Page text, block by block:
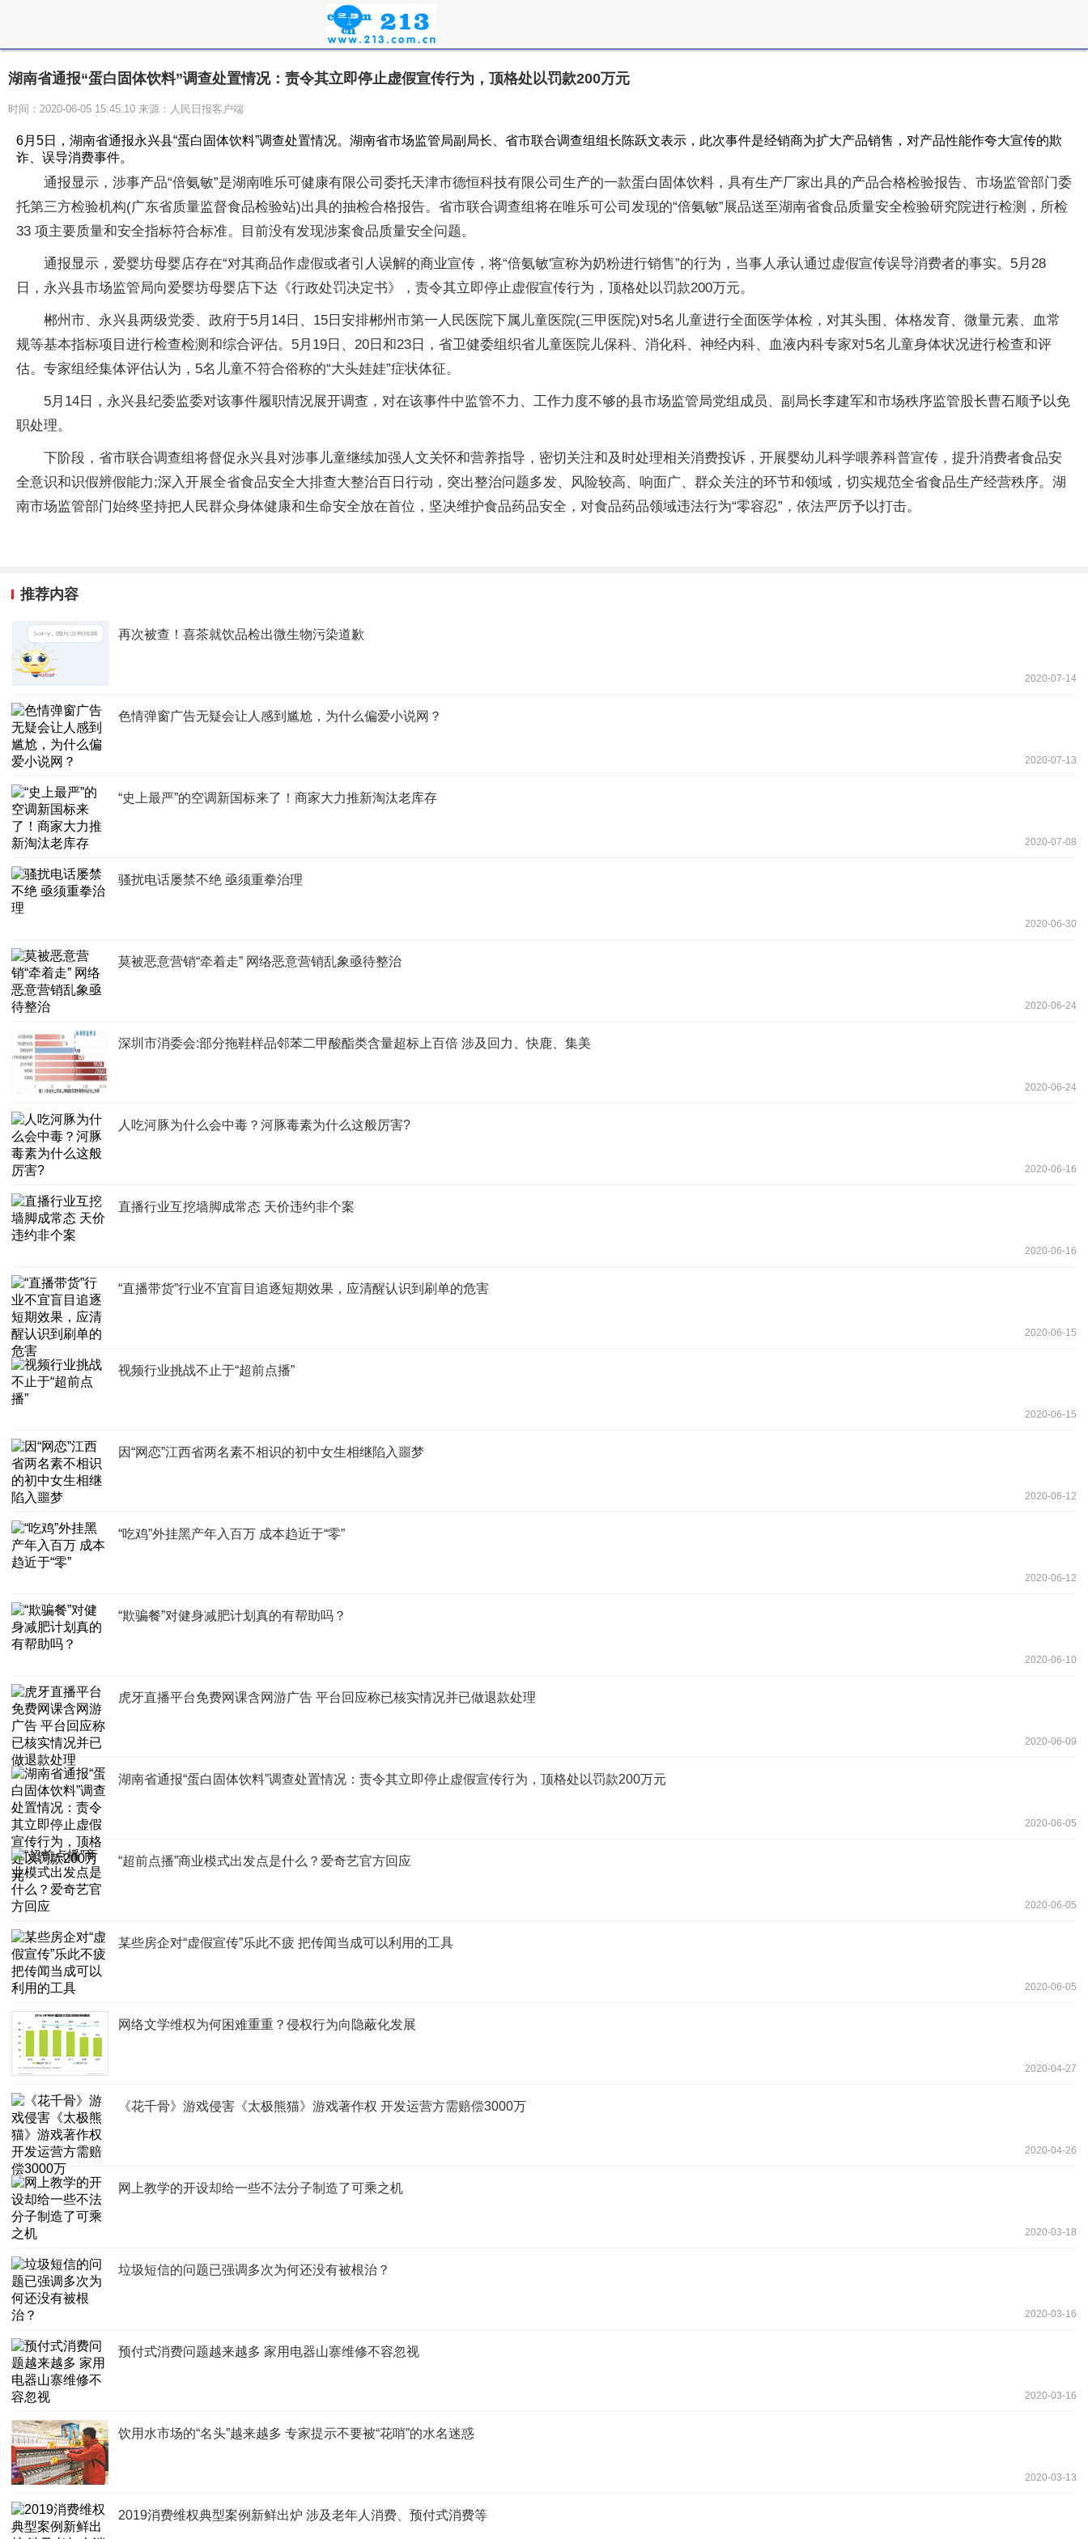
湖南省通报“蛋白固体饮料”调查处置情况：责令其立即停止虚假宣传行为，顶格处以罚款200万元
时间：2020-06-05 15:45:10 来源：人民日报客户端
6月5日，湖南省通报永兴县“蛋白固体饮料”调查处置情况。湖南省市场监管局副局长、省市联合调查组组长陈跃文表示，此次事件是经销商为扩大产品销售，对产品性能作夸大宣传的欺
诈、误导消费事件。
通报显示，涉事产品“倍氨敏”是湖南唯乐可健康有限公司委托天津市德恒科技有限公司生产的一款蛋白固体饮料，具有生产厂家出具的产品合格检验报告、市场监管部门委
托第三方检验机构(广东省质量监督食品检验站)出具的抽检合格报告。省市联合调查组将在唯乐可公司发现的“倍氨敏”展品送至湖南省食品质量安全检验研究院进行检测，所检
33 项主要质量和安全指标符合标准。目前没有发现涉案食品质量安全问题。
通报显示，爱婴坊母婴店存在“对其商品作虚假或者引人误解的商业宣传，将“倍氨敏'宣称为奶粉进行销售”的行为，当事人承认通过虚假宣传误导消费者的事实。5月28
日，永兴县市场监管局向爱婴坊母婴店下达《行政处罚决定书》，责令其立即停止虚假宣传行为，顶格处以罚款200万元。
郴州市、永兴县两级党委、政府于5月14日、15日安排郴州市第一人民医院下属儿童医院(三甲医院)对5名儿童进行全面医学体检，对其头围、体格发育、微量元素、血常
规等基本指标项目进行检查检测和综合评估。5月19日、20日和23日，省卫健委组织省儿童医院儿保科、消化科、神经内科、血液内科专家对5名儿童身体状况进行检查和评
估。专家组经集体评估认为，5名儿童不符合俗称的“大头娃娃”症状体征。
5月14日，永兴县纪委监委对该事件履职情况展开调查，对在该事件中监管不力、工作力度不够的县市场监管局党组成员、副局长李建军和市场秩序监管股长曹石顺予以免
职处理。
下阶段，省市联合调查组将督促永兴县对涉事儿童继续加强人文关怀和营养指导，密切关注和及时处理相关消费投诉，开展婴幼儿科学喂养科普宣传，提升消费者食品安
全意识和识假辨假能力;深入开展全省食品安全大排查大整治百日行动，突出整治问题多发、风险较高、响面广、群众关注的环节和领域，切实规范全省食品生产经营秩序。湖
南市场监管部门始终坚持把人民群众身体健康和生命安全放在首位，坚决维护食品药品安全，对食品药品领域违法行为“零容忍”，依法严厉予以打击。
推荐内容
再次被查！喜茶就饮品检出微生物污染道歉
2020-07-14
色情弹窗广告无疑会让人感到尴尬，为什么偏爱小说网？
2020-07-13
“史上最严”的空调新国标来了！商家大力推新淘汰老库存
2020-07-08
骚扰电话屡禁不绝 亟须重拳治理
2020-06-30
莫被恶意营销“牵着走” 网络恶意营销乱象亟待整治
2020-06-24
深圳市消委会:部分拖鞋样品邻苯二甲酸酯类含量超标上百倍 涉及回力、快鹿、集美
2020-06-24
人吃河豚为什么会中毒？河豚毒素为什么这般厉害?
2020-06-16
直播行业互挖墙脚成常态 天价违约非个案
2020-06-16
“直播带货”行业不宜盲目追逐短期效果，应清醒认识到刷单的危害
2020-06-15
视频行业挑战不止于“超前点播”
2020-06-15
因“网恋”江西省两名素不相识的初中女生相继陷入噩梦
2020-06-12
“吃鸡”外挂黑产年入百万 成本趋近于“零”
2020-06-12
“欺骗餐”对健身减肥计划真的有帮助吗？
2020-06-10
虎牙直播平台免费网课含网游广告 平台回应称已核实情况并已做退款处理
2020-06-09
湖南省通报“蛋白固体饮料”调查处置情况：责令其立即停止虚假宣传行为，顶格处以罚款200万元
2020-06-05
“超前点播”商业模式出发点是什么？爱奇艺官方回应
2020-06-05
某些房企对“虚假宣传”乐此不疲 把传闻当成可以利用的工具
2020-06-05
网络文学维权为何困难重重？侵权行为向隐蔽化发展
2020-04-27
《花千骨》游戏侵害《太极熊猫》游戏著作权 开发运营方需赔偿3000万
2020-04-26
网上教学的开设却给一些不法分子制造了可乘之机
2020-03-18
垃圾短信的问题已强调多次为何还没有被根治？
2020-03-16
预付式消费问题越来越多 家用电器山寨维修不容忽视
2020-03-16
饮用水市场的“名头”越来越多 专家提示不要被“花哨”的水名迷惑
2020-03-13
2019消费维权典型案例新鲜出炉 涉及老年人消费、预付式消费等